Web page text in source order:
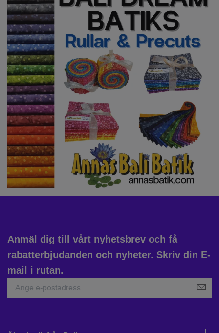
Anmäl dig till vårt nyhetsbrev och få
rabatterbjudanden och nyheter. Skriv din E-
mail i rutan.